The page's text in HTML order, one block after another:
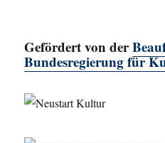
Gefördert von der
Bundesregierung für